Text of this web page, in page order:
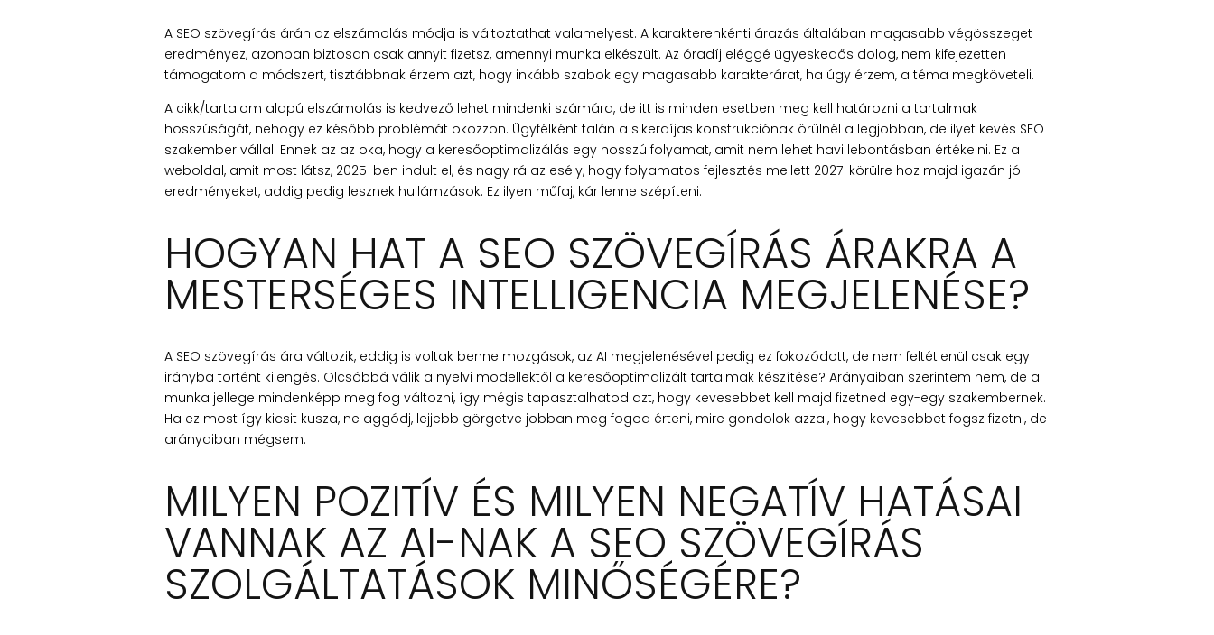
A SEO szövegírás árán az elszámolás módja is változtathat valamelyest. A karakterenkénti árazás általában magasabb végösszeget
eredményez, azonban biztosan csak annyit fizetsz, amennyi munka elkészült. Az óradíj eléggé ügyeskedős dolog, nem kifejezetten
támogatom a módszert, tisztábbnak érzem azt, hogy inkább szabok egy magasabb karakterárat, ha úgy érzem, a téma megköveteli.
A cikk/tartalom alapú elszámolás is kedvező lehet mindenki számára, de itt is minden esetben meg kell határozni a tartalmak
hosszúságát, nehogy ez később problémát okozzon. Ügyfélként talán a sikerdíjas konstrukciónak örülnél a legjobban, de ilyet kevés SEO
szakember vállal. Ennek az az oka, hogy a keresőoptimalizálás egy hosszú folyamat, amit nem lehet havi lebontásban értékelni. Ez a
weboldal, amit most látsz, 2025-ben indult el, és nagy rá az esély, hogy folyamatos fejlesztés mellett 2027-körülre hoz majd igazán jó
eredményeket, addig pedig lesznek hullámzások. Ez ilyen műfaj, kár lenne szépíteni.
HOGYAN HAT A SEO SZÖVEGÍRÁS ÁRAKRA A
MESTERSÉGES INTELLIGENCIA MEGJELENÉSE?
A SEO szövegírás ára változik, eddig is voltak benne mozgások, az AI megjelenésével pedig ez fokozódott, de nem feltétlenül csak egy
irányba történt kilengés. Olcsóbbá válik a nyelvi modellektől a keresőoptimalizált tartalmak készítése? Arányaiban szerintem nem, de a
munka jellege mindenképp meg fog változni, így mégis tapasztalhatod azt, hogy kevesebbet kell majd fizetned egy-egy szakembernek.
Ha ez most így kicsit kusza, ne aggódj, lejjebb görgetve jobban meg fogod érteni, mire gondolok azzal, hogy kevesebbet fogsz fizetni, de
arányaiban mégsem.
MILYEN POZITÍV ÉS MILYEN NEGATÍV HATÁSAI
VANNAK AZ AI-NAK A SEO SZÖVEGÍRÁS
SZOLGÁLTATÁSOK MINŐSÉGÉRE?